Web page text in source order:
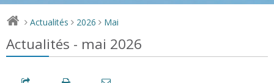
> Actualités > 2026 > Mai
Actualités - mai 2026